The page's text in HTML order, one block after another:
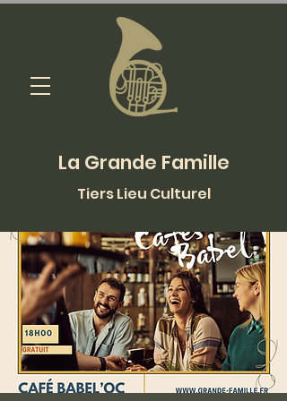
La Grande Famille
Tiers Lieu Culturel